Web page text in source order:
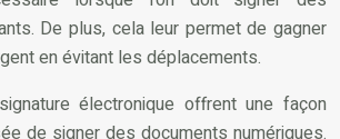
De plus, cela leur permet de gagner
en évitant les déplacements.
électronique offrent une façon
de signer des documents numériques.